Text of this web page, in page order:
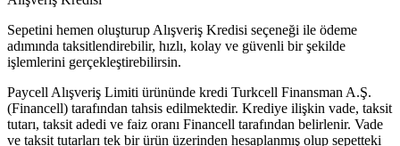
Sepetini hemen oluşturup Alışveriş Kredisi seçeneği ile ödeme
adımında taksitlendirebilir, hızlı, kolay ve güvenli bir şekilde
işlemlerini gerçekleştirebilirsin.
Paycell Alışveriş Limiti ürününde kredi Turkcell Finansman A.Ş.
(Financell) tarafından tahsis edilmektedir. Krediye ilişkin vade, taksit
tutarı, taksit adedi ve faiz oranı Financell tarafından belirlenir. Vade
ve taksit tutarları tek bir ürün üzerinden hesaplanmış olup sepetteki